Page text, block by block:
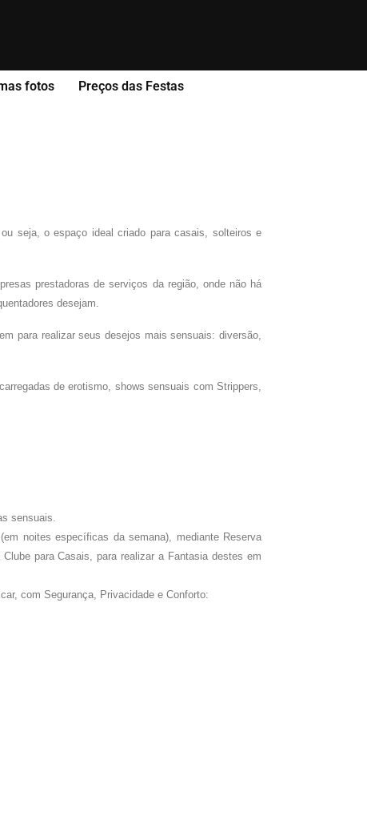
fotos Preços das Festas
seja, o espaço ideal criado para casais, solteiros e
prestadoras de serviços da região, onde não há
desejam.
para realizar seus desejos mais sensuais: diversão,
de erotismo, shows sensuais com Strippers,
sensuais.
noites específicas da semana), mediante Reserva
para Casais, para realizar a Fantasia destes em
com Segurança, Privacidade e Conforto: